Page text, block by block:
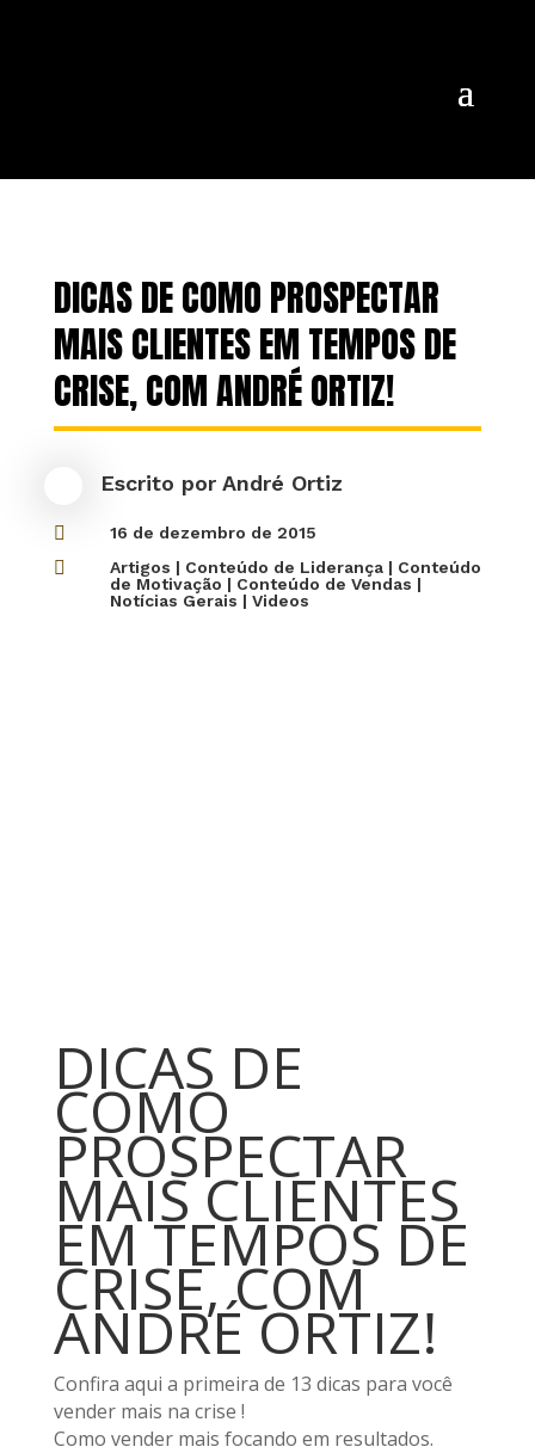
DICAS DE COMO PROSPECTAR
MAIS CLIENTES EM TEMPOS DE
CRISE, COM ANDRÉ ORTIZ!
Escrito por André Ortiz
 16 de dezembro de 2015
 Artigos | Conteúdo de Liderança| Conteúdo
de Motivação | Conteúdo de Vendas |
Notícias Gerais | Videos
DICAS DE
COMO
PROSPECTAR
MAIS CLIENTES
EM TEMPOS DE
CRISE, COM
ANDRÉ ORTIZ!
Confira aqui a primeira de 13 dicas para você
vender mais na crise !
Como vender mais focando em resultados.